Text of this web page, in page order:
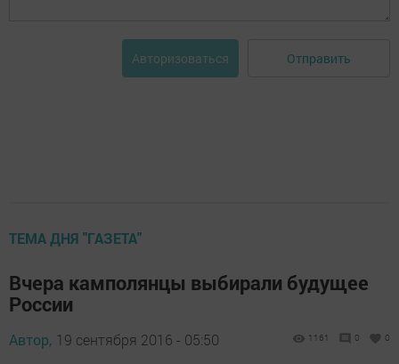
Авторизоваться Отправить
ТЕМА ДНЯ "ГАЗЕТА"
Вчера камполянцы выбирали будущее
России
Автор, 19 сентября 2016 - 05:50 1161 0 0